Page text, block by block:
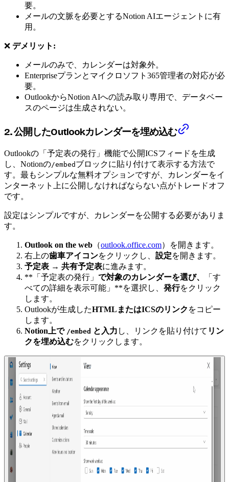
要。
メールの文脈を必要とするNotion AIエージェントに有
用。
❌ デメリット:
メールのみで、カレンダーは対象外。
Enterpriseプランとマイクロソフト365管理者の対応が必
要。
OutlookからNotion AIへの読み取り専用で、データベー
スのページは生成されない。
2. 公開したOutlookカレンダーを埋め込む
Outlookの「予定表の発行」機能で公開ICSフィードを生成
し、Notionの/embed ブロックに貼り付けて表示する方法で
す。最もシンプルな無料オプションですが、カレンダーをイ
ンターネット上に公開しなければならない点がトレードオフ
です。
設定はシンプルですが、カレンダーを公開する必要がありま
す。
Outlook on the web （outlook.office.com）を開きます。
右上の歯車アイコンをクリックし、 設定を開きます。
予定表 → 共有予定表に進みます。
**「予定表の発行」 で対象のカレンダーを選び、
「す
べての詳細を表示可能」**を選択し、 発行をクリック
します。
Outlookが生成したHTMLまたはICSのリンク をコピー
します。
Notion上で /embed と入力 し、リンクを貼り付けて リン
クを埋め込むをクリックします。